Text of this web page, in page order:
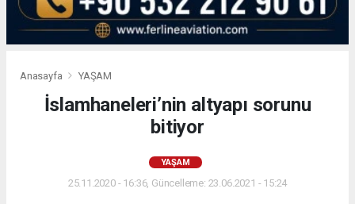
Anasayfa YAŞAM
İslamhaneleri’nin altyapı sorunu
bitiyor
YAŞAM
25.11.2020 - 16:36, Güncelleme: 23.06.2021 - 15:24